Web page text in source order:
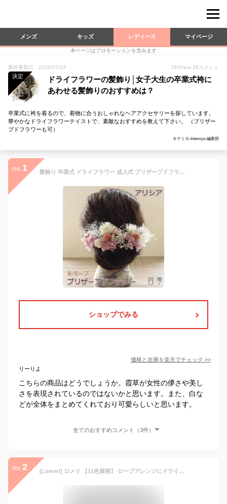
メンズ キッズ レディース マイページ
本ページはプロモーションを含みます
最終更新日：2026/07/14 763View 26 コメント
決定
ドライフラワーの髪飾り│女子大生の卒業式袴に
あわせる髪飾りのおすすめは？
卒業式に袴を着るので、着物に合うおしゃれなヘアアクセサリーを探しています。
華やかなドライフラワーテイストで、素敵なおすすめを教えて下さい。 （ブリザー
ブドフラワーも可）
キテミヨ-kitemiyo-編集部
no. 1 髪飾り 卒業式 ドライフラワー 成人式 プリザーブドフラワーアリシア Bモーブ ドライフラワー ヘッドドレス かすみ草 ウェディング 造花 卒業式 和婚 ブライダル 色打掛 花嫁 白 袴 和風 【送料無料】K_0407b
ショップでみる
価格と在庫を楽天でチェック >>
りーりよ
こちらの商品はどうでしょうか。霞草が女性の儚さや美し
さを表現されているのではないかと思います。また、白な
どが全体をまとめてくれており可愛らしいと思います。
全てのおすすめコメント（3件）
no. 2 [Lomeri] ロメリ 【11色展開】 ロープアレンジにドライフラワー の髪飾り (白ゴールド) O91